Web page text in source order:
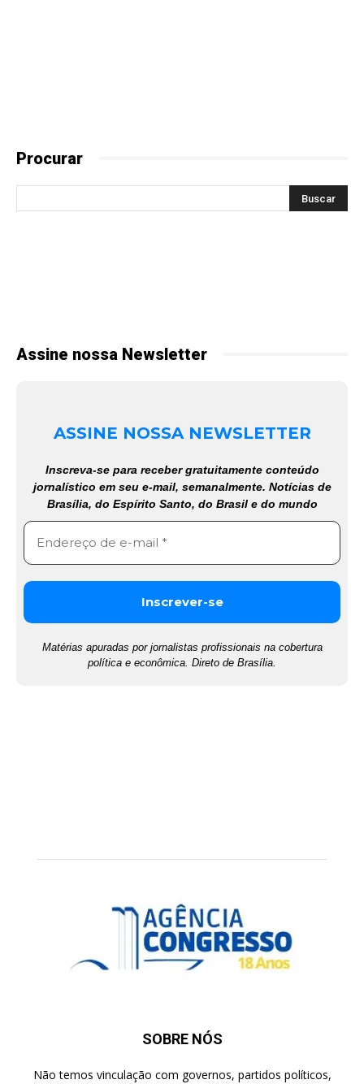
Procurar
Assine nossa Newsletter
ASSINE NOSSA NEWSLETTER
Inscreva-se para receber gratuitamente conteúdo
jornalístico em seu e-mail, semanalmente. Notícias de
Brasília, do Espírito Santo, do Brasil e do mundo
Matérias apuradas por jornalistas profissionais na cobertura
política e econômica. Direto de Brasília.
SOBRE NÓS
Não temos vinculação com governos, partidos políticos,